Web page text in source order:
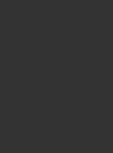
Im Winter eröffnet das